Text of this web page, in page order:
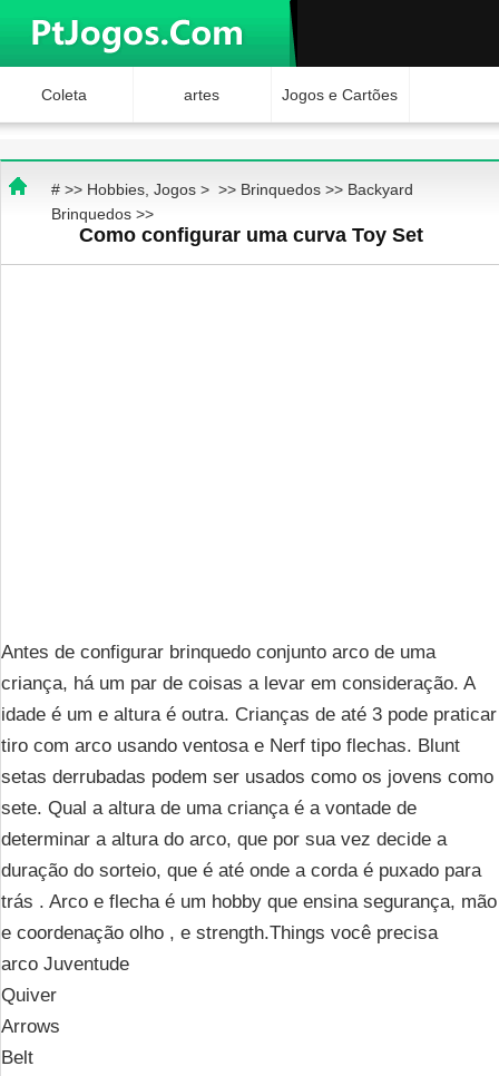
Coleta artes Jogos e Cartões
# >> Hobbies, Jogos> >> Brinquedos>> Backyard
Brinquedos>>
Como configurar uma curva Toy Set
Antes de configurar brinquedo conjunto arco de uma
criança, há um par de coisas a levar em consideração. A
idade é um e altura é outra. Crianças de até 3 pode praticar
tiro com arco usando ventosa e Nerf tipo flechas. Blunt
setas derrubadas podem ser usados ​​como os jovens como
sete. Qual a altura de uma criança é a vontade de
determinar a altura do arco, que por sua vez decide a
duração do sorteio, que é até onde a corda é puxado para
trás . Arco e flecha é um hobby que ensina segurança, mão
e coordenação olho , e strength.Things você precisa
arco Juventude
Quiver
Arrows
Belt